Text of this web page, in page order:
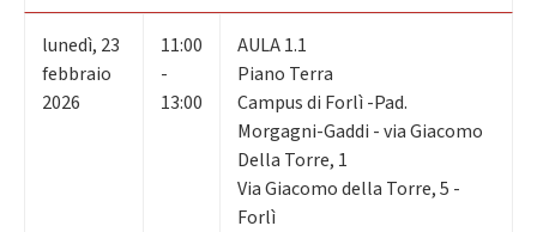
lunedì, 23
febbraio
2026
11:00
-
13:00
AULA 1.1
Piano Terra
Campus di Forlì -Pad.
Morgagni-Gaddi - via Giacomo
Della Torre, 1
Via Giacomo della Torre, 5 -
Forlì